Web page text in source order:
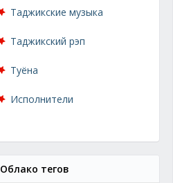
Таджикские музыка
Таджикский рэп
Туёна
Исполнители
Облако тегов